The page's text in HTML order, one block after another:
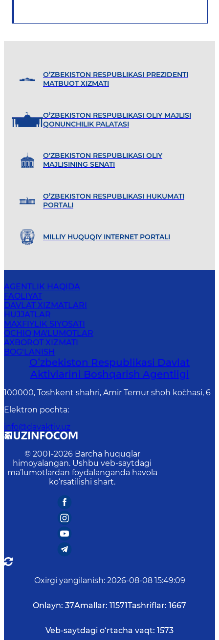
O’ZBEKISTON RESPUBLIKASI PREZIDENTI
MATBUOT XIZMATI
O’ZBEKISTON RESPUBLIKASI OLIY MAJLISI
QONUNCHILIK PALATASI
O'ZBEKISTON RESPUBLIKASI OLIY
MAJLISINING SENATI
O’ZBEKISTON RESPUBLIKASI HUKUMATI
PORTALI
MILLIY HUQUQIY INTERNET PORTALI
AGENTLIK HAQIDA
FAOLIYAT
DAVLAT XIZMATLARI
HUJJATLAR
MAXFIYLIK SIYOSATI
OCHIQ MA'LUMOTLAR
AXBOROT XIZMATI
BOG‘LANISH
Oʻzbekiston Respublikasi Davlat
Aktivlarini Boshqarish Agentligi
100000, Toshkent shahri, Amir Temur shoh ko`chasi, 6
Elektron pochta:
info@davaktiv.uz
© 2001-2026 Barcha huquqlar
himoyalangan. Ushbu veb-saytdagi
ma’lumotlardan foydalanganda havola
ko‘rsatilishi shart.
Oxirgi yangilanish: 2026-08-08 15:49:09
Onlayn: 37Amallar: 11571Tashriflar: 1667
Veb-saytdagi o‘rtacha vaqt: 1573